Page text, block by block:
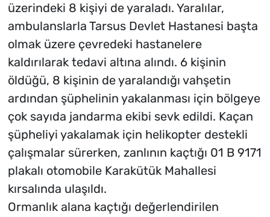
üzerindeki 8 kişiyi de yaraladı. Yaralılar,
ambulanslarla Tarsus Devlet Hastanesi başta
olmak üzere çevredeki hastanelere
kaldırılarak tedavi altına alındı. 6 kişinin
öldüğü, 8 kişinin de yaralandığı vahşetin
ardından şüphelinin yakalanması için bölgeye
çok sayıda jandarma ekibi sevk edildi. Kaçan
şüpheliyi yakalamak için helikopter destekli
çalışmalar sürerken, zanlının kaçtığı 01 B 9171
plakalı otomobile Karakütük Mahallesi
kırsalında ulaşıldı.
Ormanlık alana kaçtığı değerlendirilen